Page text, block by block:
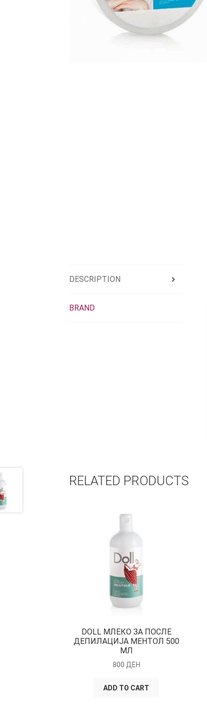
DESCRIPTION
BRAND
RELATED PRODUCTS
DOLL МЛЕКО ЗА ПОСЛЕ
ДЕПИЛАЦИЈА МЕНТОЛ 500
МЛ
800 ДЕН
ADD TO CART